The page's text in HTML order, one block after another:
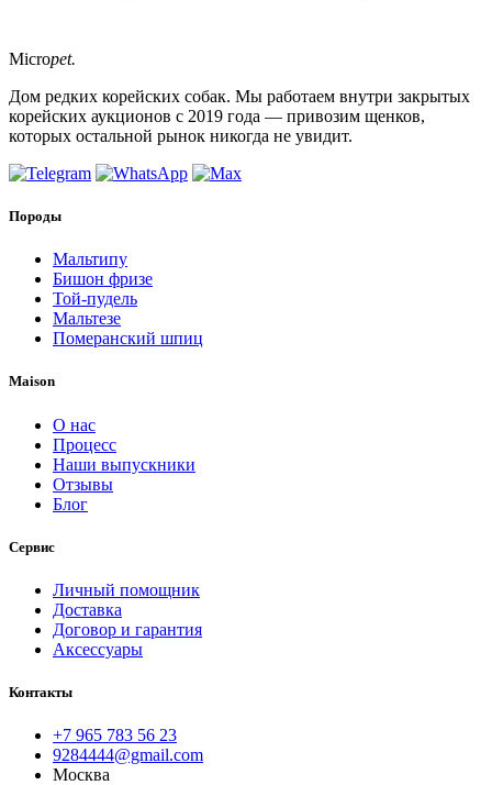
Micropet.
Дом редких корейских собак. Мы работаем внутри закрытых
корейских аукционов с 2019 года — привозим щенков,
которых остальной рынок никогда не увидит.
Породы
Мальтипу
Бишон фризе
Той-пудель
Мальтезе
Померанский шпиц
Maison
О нас
Процесс
Наши выпускники
Отзывы
Блог
Сервис
Личный помощник
Доставка
Договор и гарантия
Аксессуары
Контакты
+7 965 783 56 23
9284444@gmail.com
Москва